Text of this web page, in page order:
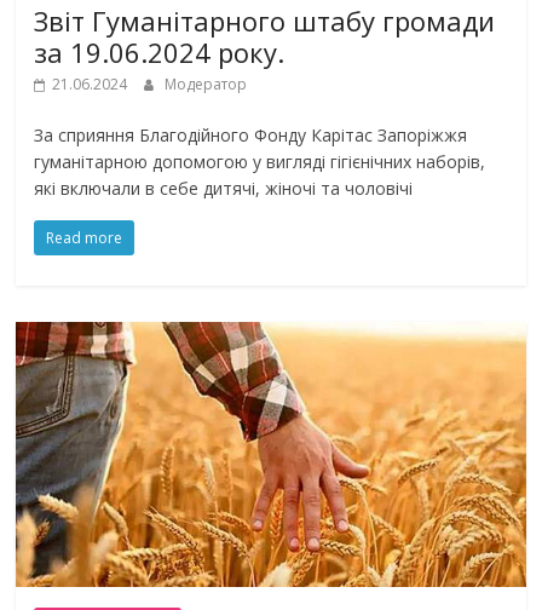
Звіт Гуманітарного штабу громади
за 19.06.2024 року.
21.06.2024 Модератор
За сприяння Благодійного Фонду Карітас Запоріжжя
гуманітарною допомогою у вигляді гігієнічних наборів,
які включали в себе дитячі, жіночі та чоловічі
Read more